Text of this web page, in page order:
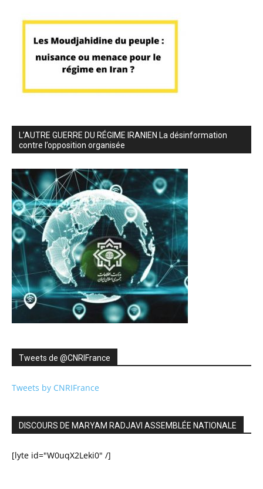
L’AUTRE GUERRE DU RÉGIME IRANIEN La désinformation
contre l’opposition organisée
Tweets de ‎@CNRIFrance
Tweets by CNRIFrance
DISCOURS DE MARYAM RADJAVI ASSEMBLÉE NATIONALE
[lyte id="W0uqX2Leki0" /]